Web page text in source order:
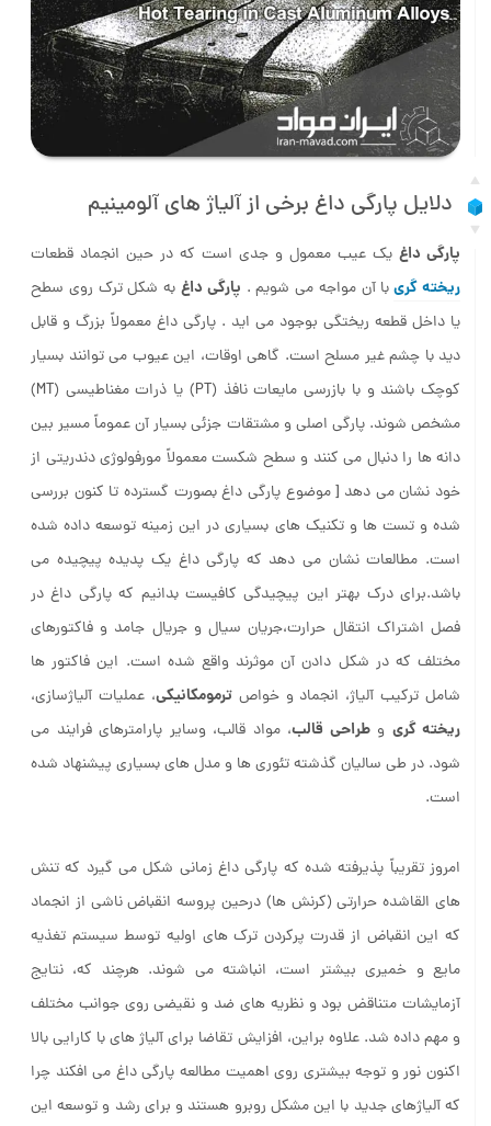
دلایل پارگی داغ برخی از آلیاژ های آلومینیم
پارگی داغ یک عیب معمول و جدی است که در حین انجماد قطعات
ریخته گری با آن مواجه می شویم . پارگی داغ به شکل ترک روی سطح
یا داخل قطعه ریختگی بوجود می اید . پارگی داغ معمولاً بزرگ و قابل
دید با چشم غیر مسلح است. گاهی اوقات، این عیوب می توانند بسیار
کوچک باشند و با بازرسی مایعات نافذ (PT) یا ذرات مغناطیسی (MT)
مشخص شوند. پارگی اصلی و مشتقات جزئی بسیار آن عموماً مسیر بین
دانه ها را دنبال می کنند و سطح شکست معمولاً مورفولوژی دندریتی از
خود نشان می دهد [ موضوع پارگی داغ بصورت گسترده تا کنون بررسی
شده و تست ها و تکنیک های بسیاری در این زمینه توسعه داده شده
است. مطالعات نشان می دهد که پارگی داغ یک پدیده پیچیده می
باشد.برای درک بهتر این پیچیدگی کافیست بدانیم که پارگی داغ در
فصل اشتراک انتقال حرارت،جریان سیال و جریال جامد و فاکتورهای
مختلف که در شکل دادن آن موثرند واقع شده است. این فاکتور ها
شامل ترکیب آلیاژ، انجماد و خواصترمومکانیکی، عملیات آلیاژسازی،
ریخته گری وطراحی قالب، مواد قالب، وسایر پارامترهای فرایند می
شود. در طی سالیان گذشته تئوری ها و مدل های بسیاری پیشنهاد شده
است.
امروز تقریباً پذیرفته شده که پارگی داغ زمانی شکل می گیرد که تنش
های القاشده حرارتی (کرنش ها) درحین پروسه انقباض ناشی از انجماد
که این انقباض از قدرت پرکردن ترک های اولیه توسط سیستم تغذیه
مایع و خمیری بیشتر است، انباشته می شوند. هرچند که، نتایج
آزمایشات متناقض بود و نظریه های ضد و نقیضی روی جوانب مختلف
و مهم داده شد. علاوه براین، افزایش تقاضا برای آلیاژ های با کارایی بالا
اکنون نور و توجه بیشتری روی اهمیت مطالعه پارگی داغ می افکند چرا
که آلیاژهای جدید با این مشکل روبرو هستند و برای رشد و توسعه این